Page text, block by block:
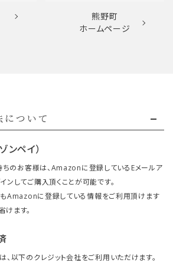
熊野町
ホームページ
について
ンペイ）
のお客様は、Amazonに登録しているEメールア
ンしてご購入頂くことが可能です。
もAmazonに登録している情報をご利用頂けます
ます。
、以下のクレジット会社をご利用いただけます。